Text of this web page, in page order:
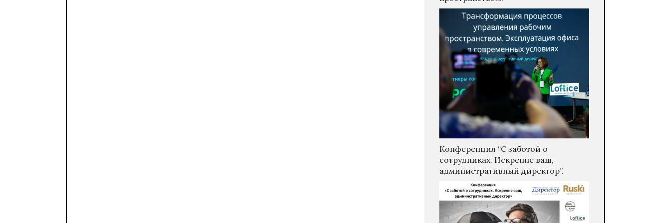
Конференция “С заботой о
сотрудниках. Искренне ваш,
административный директор”.